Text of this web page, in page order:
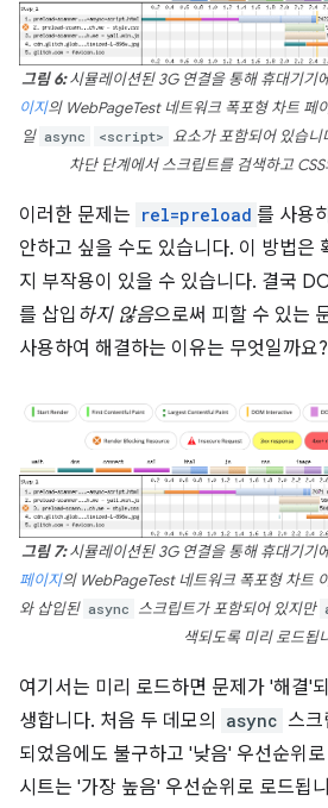
그림 6:시뮬레이션된 3G 연결을 통해 휴대기기
이지의 WebPageTest 네트워크 폭포형 차트 페
일 async <script> 요소가 포함되어 있습
차단 단계에서 스크립트를 검색하고
이러한 문제는 rel=preload 를 사용
안하고 싶을 수도 있습니다. 이 방법은
지 부작용이 있을 수 있습니다. 결국
를 삽입 하지 않음으로써 피할 수 있는
사용하여 해결하는 이유는 무엇일까요?
그림 7:시뮬레이션된 3G 연결을 통해 휴대기기
페이지의 WebPageTest 네트워크 폭포형 차트
와 삽입된 async 스크립트가 포함되어 있지만
색되도록 미리 로드됩
여기서는 미리 로드하면 문제가 '해결'
생합니다. 처음 두 데모의
async 스크
되었음에도 불구하고 '낮음' 우선순위
시트는 '가장 높음' 우선순위로 로드됩